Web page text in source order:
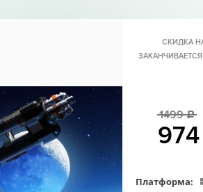
СКИДКА
ЗАКАНЧИВАЕТСЯ
1499c
974
Платформа: